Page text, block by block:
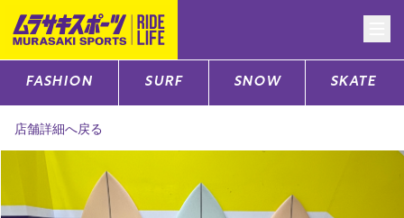
CATEGORY
サーフTOP
FASHION SURF SNOW SKATE
店舗詳細へ戻る